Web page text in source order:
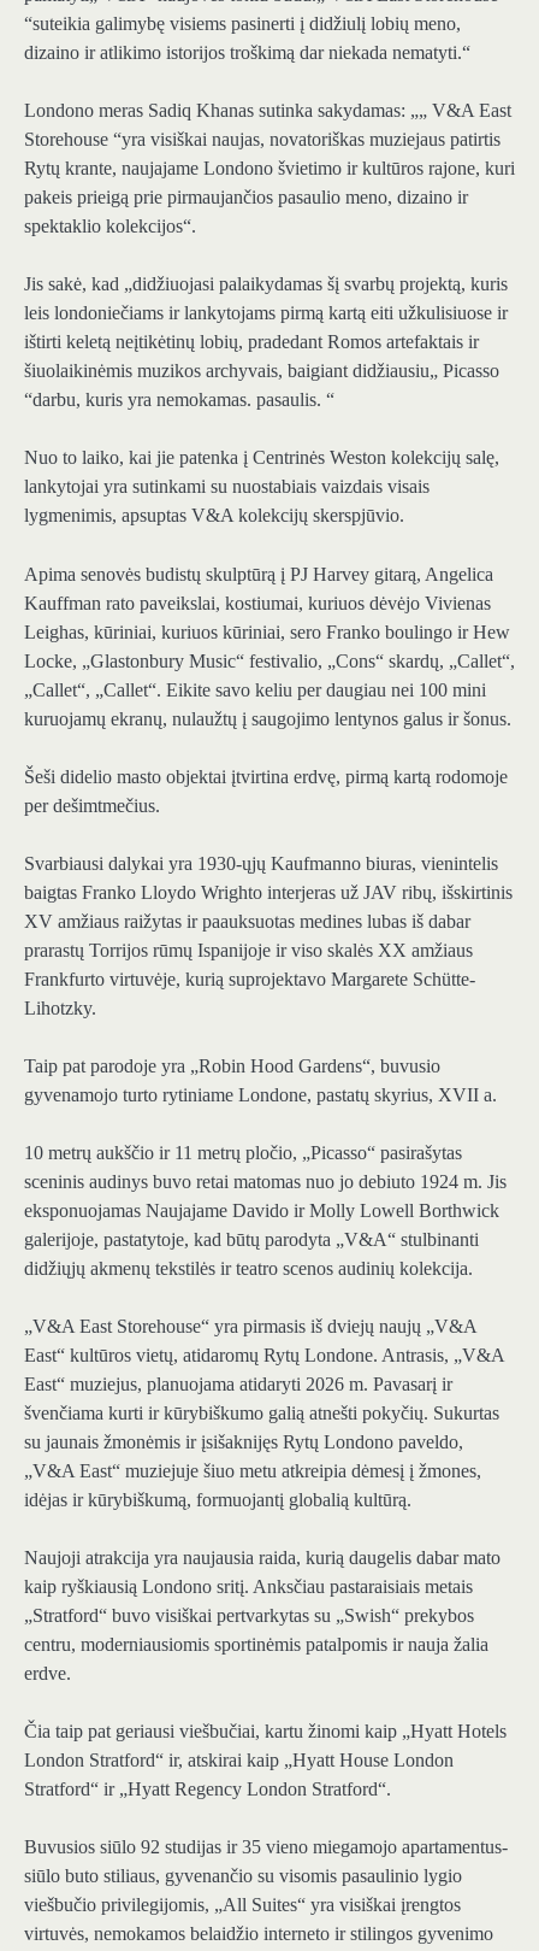
“suteikia galimybę visiems pasinerti į didžiulį lobių meno,
dizaino ir atlikimo istorijos troškimą dar niekada nematyti.“
Londono meras Sadiq Khanas sutinka sakydamas: „„ V&A East
Storehouse “yra visiškai naujas, novatoriškas muziejaus patirtis
Rytų krante, naujajame Londono švietimo ir kultūros rajone, kuri
pakeis prieigą prie pirmaujančios pasaulio meno, dizaino ir
spektaklio kolekcijos“.
Jis sakė, kad „didžiuojasi palaikydamas šį svarbų projektą, kuris
leis londoniečiams ir lankytojams pirmą kartą eiti užkulisiuose ir
ištirti keletą neįtikėtinų lobių, pradedant Romos artefaktais ir
šiuolaikinėmis muzikos archyvais, baigiant didžiausiu„ Picasso
“darbu, kuris yra nemokamas. pasaulis. “
Nuo to laiko, kai jie patenka į Centrinės Weston kolekcijų salę,
lankytojai yra sutinkami su nuostabiais vaizdais visais
lygmenimis, apsuptas V&A kolekcijų skerspjūvio.
Apima senovės budistų skulptūrą į PJ Harvey gitarą, Angelica
Kauffman rato paveikslai, kostiumai, kuriuos dėvėjo Vivienas
Leighas, kūriniai, kuriuos kūriniai, sero Franko boulingo ir Hew
Locke, „Glastonbury Music“ festivalio, „Cons“ skardų, „Callet“,
„Callet“, „Callet“. Eikite savo keliu per daugiau nei 100 mini
kuruojamų ekranų, nulaužtų į saugojimo lentynos galus ir šonus.
Šeši didelio masto objektai įtvirtina erdvę, pirmą kartą rodomoje
per dešimtmečius.
Svarbiausi dalykai yra 1930-ųjų Kaufmanno biuras, vienintelis
baigtas Franko Lloydo Wrighto interjeras už JAV ribų, išskirtinis
XV amžiaus raižytas ir paauksuotas medines lubas iš dabar
prarastų Torrijos rūmų Ispanijoje ir viso skalės XX amžiaus
Frankfurto virtuvėje, kurią suprojektavo Margarete Schütte-
Lihotzky.
Taip pat parodoje yra „Robin Hood Gardens“, buvusio
gyvenamojo turto rytiniame Londone, pastatų skyrius, XVII a.
10 metrų aukščio ir 11 metrų pločio, „Picasso“ pasirašytas
sceninis audinys buvo retai matomas nuo jo debiuto 1924 m. Jis
eksponuojamas Naujajame Davido ir Molly Lowell Borthwick
galerijoje, pastatytoje, kad būtų parodyta „V&A“ stulbinanti
didžiųjų akmenų tekstilės ir teatro scenos audinių kolekcija.
„V&A East Storehouse“ yra pirmasis iš dviejų naujų „V&A
East“ kultūros vietų, atidaromų Rytų Londone. Antrasis, „V&A
East“ muziejus, planuojama atidaryti 2026 m. Pavasarį ir
švenčiama kurti ir kūrybiškumo galią atnešti pokyčių. Sukurtas
su jaunais žmonėmis ir įsišaknijęs Rytų Londono paveldo,
„V&A East“ muziejuje šiuo metu atkreipia dėmesį į žmones,
idėjas ir kūrybiškumą, formuojantį globalią kultūrą.
Naujoji atrakcija yra naujausia raida, kurią daugelis dabar mato
kaip ryškiausią Londono sritį. Anksčiau pastaraisiais metais
„Stratford“ buvo visiškai pertvarkytas su „Swish“ prekybos
centru, moderniausiomis sportinėmis patalpomis ir nauja žalia
erdve.
Čia taip pat geriausi viešbučiai, kartu žinomi kaip „Hyatt Hotels
London Stratford“ ir, atskirai kaip „Hyatt House London
Stratford“ ir „Hyatt Regency London Stratford“.
Buvusios siūlo 92 studijas ir 35 vieno miegamojo apartamentus-
siūlo buto stiliaus, gyvenančio su visomis pasaulinio lygio
viešbučio privilegijomis, „All Suites“ yra visiškai įrengtos
virtuvės, nemokamos belaidžio interneto ir stilingos gyvenimo